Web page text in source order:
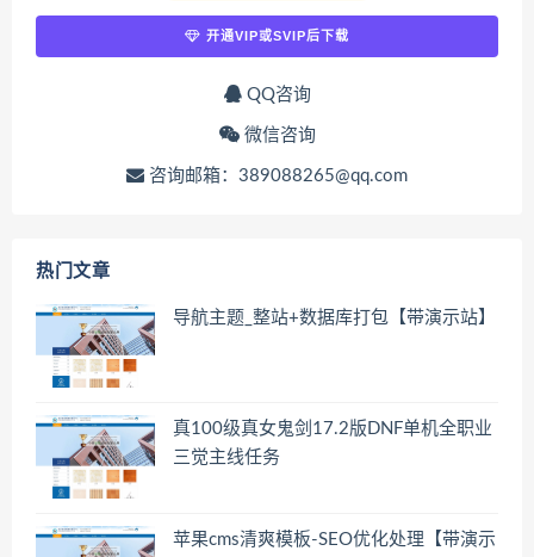
开通VIP或SVIP后下载
QQ咨询
微信咨询
咨询邮箱：389088265@qq.com
热门文章
导航主题_整站+数据库打包【带演示站】
真100级真女鬼剑17.2版DNF单机全职业
三觉主线任务
苹果cms清爽模板-SEO优化处理【带演示